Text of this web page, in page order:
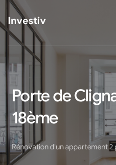
Investiv
Porte de
18ème
Rénovation d'un appartement 2